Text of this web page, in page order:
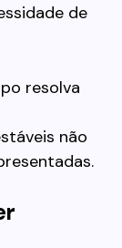
de
resolva
não